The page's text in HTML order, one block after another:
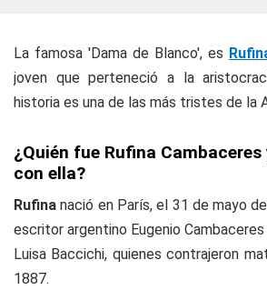
La famosa 'Dama de Blanco', es
joven que perteneció a la
historia es una de las más tristes de la
¿Quién fue Rufina
con ella?
Rufinanació en París, el 31 de mayo
escritor argentino Eugenio
Luisa Baccichi, quienes contrajeron
1887.